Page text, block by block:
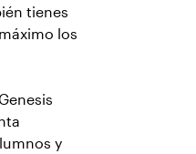
tienes
los
y